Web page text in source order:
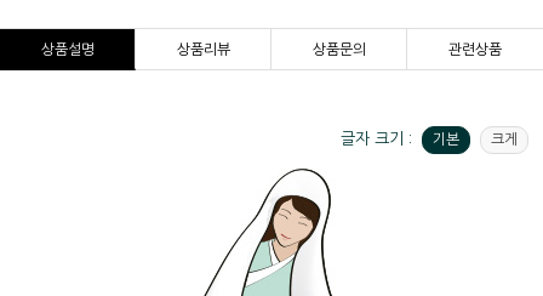
상품설명 상품리뷰 상품문의 관련상품
글자 크기 : 기본 크게